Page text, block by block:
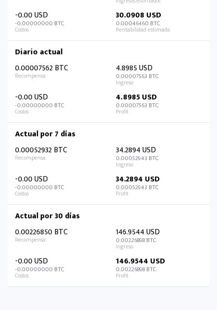
-0.00 USD
-0.00000000 BTC
30.0908 USD
0.00046460 BTC
Diario actual
0.00007562 BTC
4.8985 USD
0.00007563 BTC
-0.00 USD
-0.00000000 BTC
4.8985 USD
0.00007563 BTC
Actual por 7 días
0.00052932 BTC
34.2894 USD
0.00052943 BTC
-0.00 USD
-0.00000000 BTC
34.2894 USD
0.00052943 BTC
Actual por 30 días
0.00226850 BTC
146.9544 USD
0.00226898 BTC
-0.00 USD
-0.00000000 BTC
146.9544 USD
0.00226898 BTC